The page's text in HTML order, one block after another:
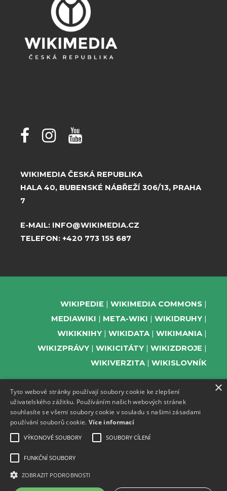
WIKIMEDIA ČESKÁ REPUBLIKA
HALA 40, BUBENSKÉ NÁBŘEŽÍ 306/13, PRAHA
7
E-MAIL: INFO@WIKIMEDIA.CZ
TELEFON: +420 773 155 687
WIKIPEDIE
WIKIMEDIA COMMONS
MEDIAWIKI
META-WIKI
WIKIDRUHY
WIKIKNIHY
WIKIDATA
WIKIMANIA
WIKIZPRÁVY
WIKICITÁTY
WIKIZDROJE
WIKIVERZITA
WIKISLOVNÍK
PODPOŘTE NÁS
ODEBÍREJTE NEWSLETTER
TELEGRAM UDÁLOSTÍ WMČR
×
Tyto webové stránky používají soubory cookie ke zlepšení
uživatelského zážitku. Používáním našich webových stránek
souhlasíte se všemi soubory cookie v souladu s našimi zásadami
používání souborů cookie. Více informací
VÝKONOVÉ SOUBORY SOUBORY CÍLENÍ
FUNKČNÍ SOUBORY
ZOBRAZIT PODROBNOSTI